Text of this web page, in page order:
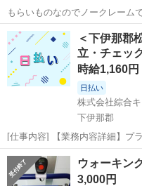
もらいものなのでノークレームでお願い
開くみたいです。 動作確認済。 長野県下伊那郡松川町あたりでお渡し
希望です。 1月3日以降で。
長野 下伊那郡 山吹駅
ヒップシェイパー
＜下伊那郡
立・チェッ
時給1,160円
日払い
株式会社綜合
下伊那郡
[仕事内容] 【業務内容詳細】プ
リ取り・仕上業務【取扱製品情報】車載部
コンシェルスタッフにおまかせ＋。 あなたのお仕事探しをし
ポート！ たとえば… 「も...
長野 下伊那郡 工場
ウォーキン
3,000円